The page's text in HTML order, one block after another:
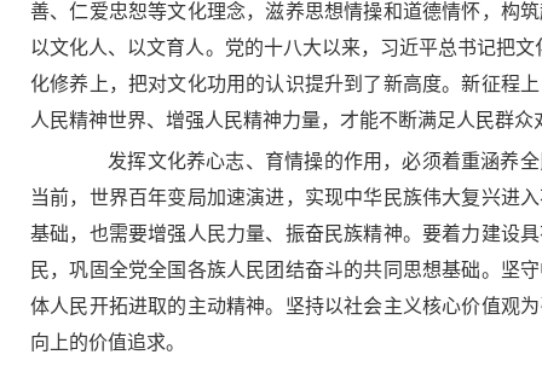
善、仁爱忠恕等文化理念，滋养思想情操和道德情怀，构
以文化人、以文育人。党的十八大以来，习近平总书记把
化修养上，把对文化功用的认识提升到了新高度。新征程
人民精神世界、增强人民精神力量，才能不断满足人民群
发挥文化养心志、育情操的作用，必须着重涵养全
当前，世界百年变局加速演进，实现中华民族伟大复兴进
基础，也需要增强人民力量、振奋民族精神。要着力建设
民，巩固全党全国各族人民团结奋斗的共同思想基础。坚
体人民开拓进取的主动精神。坚持以社会主义核心价值观
向上的价值追求。